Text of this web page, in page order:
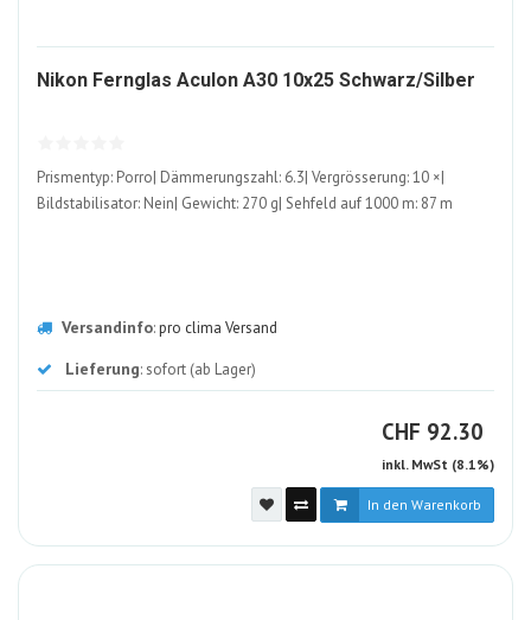
Nikon Fernglas Aculon A30 10x25 Schwarz/Silber
Prismentyp: Porro| Dämmerungszahl: 6.3| Vergrösserung: 10 ×|
Bildstabilisator: Nein| Gewicht: 270 g| Sehfeld auf 1000 m: 87 m
Versandinfo:pro clima Versand
Lieferung: sofort (ab Lager)
CHF CHF
92.30
inkl. MwSt (8.1%)
In den Warenkorb